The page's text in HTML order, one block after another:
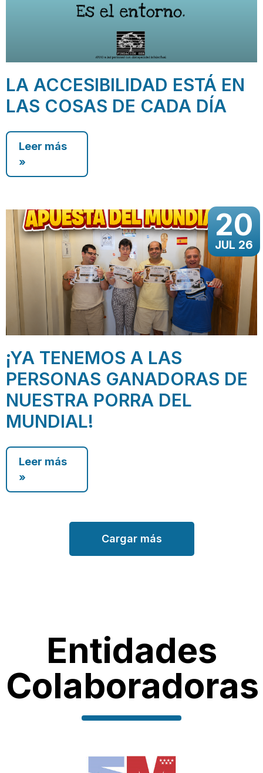
LA ACCESIBILIDAD ESTÁ EN
LAS COSAS DE CADA DÍA
Leer más
»
20
JUL 26
¡YA TENEMOS A LAS
PERSONAS GANADORAS DE
NUESTRA PORRA DEL
MUNDIAL!
Leer más
»
Cargar más
Entidades
Colaboradoras